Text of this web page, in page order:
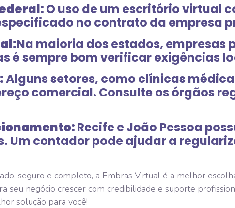
O uso de um escritório virtual
no contrato da empresa
Na maioria dos estados, empresas
é sempre bom verificar exigências
Alguns setores, como clínicas
comercial. Consulte os órgãos
Recife e João Pessoa
Um contador pode ajudar a
seguro e completo, a Embras Virtual é a melhor
seu negócio crescer com credibilidade e suporte
solução para você!